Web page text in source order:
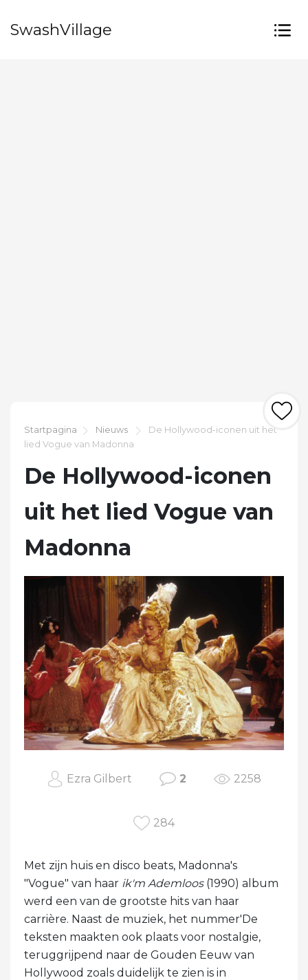
SwashVillage
Startpagina Nieuws
De Hollywood-iconen uit het
lied Vogue van Madonna
De Hollywood-iconen
uit het lied Vogue van
Madonna
Ezra Gilbert 2 2258
284
Met zijn huis en disco beats, Madonna's
"Vogue" van haar ik'm Ademloos(1990) album
werd een van de grootste hits van haar
carrière. Naast de muziek, het nummer'De
teksten maakten ook plaats voor nostalgie,
teruggrijpend naar de Gouden Eeuw van
Hollywood zoals duidelijk te zien is in